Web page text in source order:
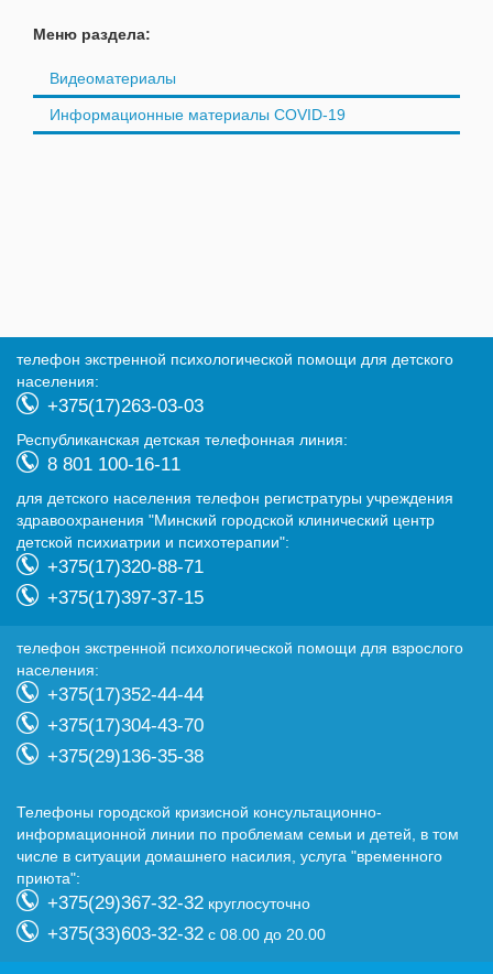
Меню раздела:
Видеоматериалы
Информационные материалы COVID-19
телефон экстренной психологической помощи для детского
населения:
+375(17)263-03-03
Республиканская детская телефонная линия:
8 801 100-16-11
для детского населения телефон регистратуры учреждения
здравоохранения "Минский городской клинический центр
детской психиатрии и психотерапии":
+375(17)320-88-71
+375(17)397-37-15
телефон экстренной психологической помощи для взрослого
населения:
+375(17)352-44-44
+375(17)304-43-70
+375(29)136-35-38
Телефоны городской кризисной консультационно-
информационной линии по проблемам семьи и детей, в том
числе в ситуации домашнего насилия, услуга "временного
приюта":
+375(29)367-32-32 круглосуточно
+375(33)603-32-32 с 08.00 до 20.00